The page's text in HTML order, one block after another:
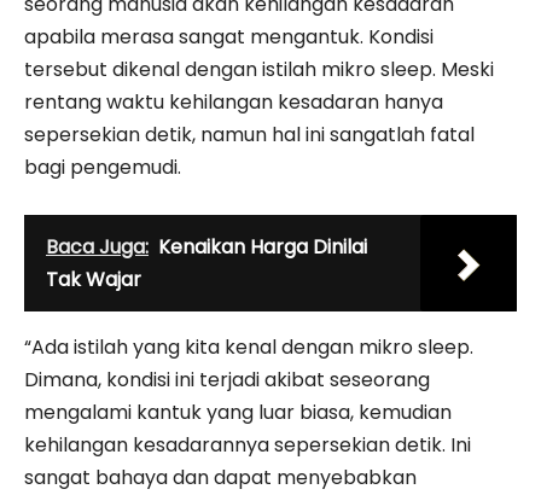
apabila merasa sangat mengantuk. Kondisi
tersebut dikenal dengan istilah mikro sleep. Meski
rentang waktu kehilangan kesadaran hanya
sepersekian detik, namun hal ini sangatlah fatal
bagi pengemudi.
Baca Juga: Kenaikan Harga Dinilai
Tak Wajar
“Ada istilah yang kita kenal dengan mikro sleep.
Dimana, kondisi ini terjadi akibat seseorang
mengalami kantuk yang luar biasa, kemudian
kehilangan kesadarannya sepersekian detik. Ini
sangat bahaya dan dapat menyebabkan